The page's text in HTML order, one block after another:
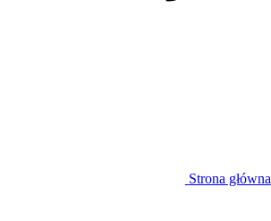
Strona główna